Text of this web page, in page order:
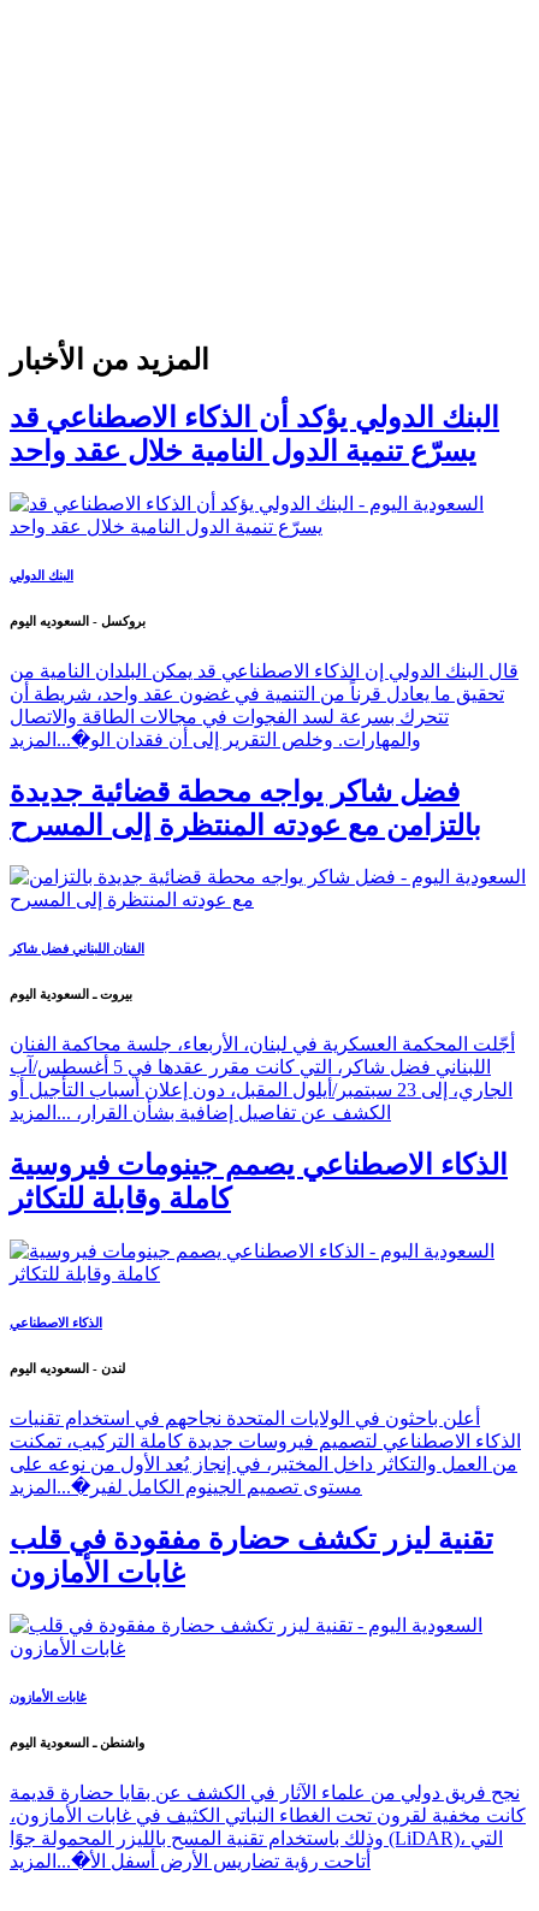
المزيد من الأخبار
البنك الدولي يؤكد أن الذكاء الاصطناعي قد
يسرّع تنمية الدول النامية خلال عقد واحد
البنك الدولي
بروكسل - السعوديه اليوم
قال البنك الدولي إن الذكاء الاصطناعي قد يمكن البلدان النامية من
تحقيق ما يعادل قرناً من التنمية في غضون عقد واحد، شريطة أن
تتحرك بسرعة لسد الفجوات في مجالات الطاقة والاتصال
والمهارات. وخلص التقرير إلى أن فقدان الو�... المزيد
فضل شاكر يواجه محطة قضائية جديدة
بالتزامن مع عودته المنتظرة إلى المسرح
الفنان اللبناني فضل شاكر
بيروت ـ السعودية اليوم
أجّلت المحكمة العسكرية في لبنان، الأربعاء، جلسة محاكمة الفنان
اللبناني فضل شاكر، التي كانت مقرر عقدها في 5 أغسطس/آب
الجاري، إلى 23 سبتمبر/أيلول المقبل، دون إعلان أسباب التأجيل أو
الكشف عن تفاصيل إضافية بشأن القرار، ... المزيد
الذكاء الاصطناعي يصمم جينومات فيروسية
كاملة وقابلة للتكاثر
الذكاء الاصطناعي
لندن - السعوديه اليوم
أعلن باحثون في الولايات المتحدة نجاحهم في استخدام تقنيات
الذكاء الاصطناعي لتصميم فيروسات جديدة كاملة التركيب، تمكنت
من العمل والتكاثر داخل المختبر، في إنجاز يُعد الأول من نوعه على
مستوى تصميم الجينوم الكامل لفير�... المزيد
تقنية ليزر تكشف حضارة مفقودة في قلب
غابات الأمازون
غابات الأمازون
واشنطن ـ السعودية اليوم
نجح فريق دولي من علماء الآثار في الكشف عن بقايا حضارة قديمة
كانت مخفية لقرون تحت الغطاء النباتي الكثيف في غابات الأمازون،
وذلك باستخدام تقنية المسح بالليزر المحمولة جوًا (LiDAR)، التي
أتاحت رؤية تضاريس الأرض أسفل الأ�... المزيد